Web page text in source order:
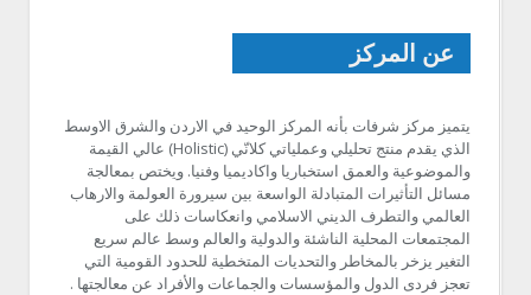
عن المركز
يتميز مركز شرفات بأنه المركز الوحيد في الاردن والشرق الاوسط
الذي يقدم منتج تحليلي وعملياتي كلانّي (Holistic) عالي القيمة
والموضوعية والعمق استخباريا واكاديميا وفنيا. ويختص بمعالجة
مسائل التأثيرات المتبادلة الواسعة بين سيرورة العولمة والارهاب
العالمي والتطرف الديني الاسلامي وانعكاسات ذلك على
المجتمعات المحلية الناشئة والدولية والعالم وسط عالم سريع
التغير يزخر بالمخاطر والتحديات المتخطية للحدود القومية التي
تعجز فردى الدول والمؤسسات والجماعات والأفراد عن معالجتها .